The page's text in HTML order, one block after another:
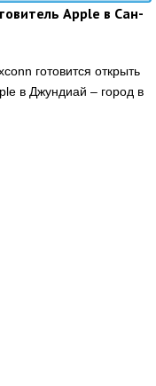
Apple в Сан-
готовится открыть
в Джундиай – город в